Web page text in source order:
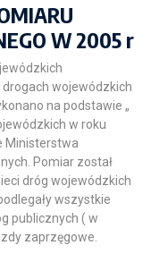
W 2005 r
wojewódzkich
na podstawie „
w roku
Ministerstwa
Pomiar został
dróg wojewódzkich
wszystkie
publicznych ( w
zaprzęgowe.